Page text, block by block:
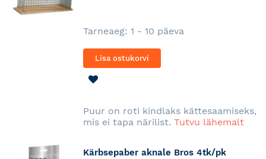
Tarneaeg: 1 - 10 päeva
Lisa ostukorvi
Puur on roti kindlaks kättesaamiseks,
mis ei tapa närilist. Tutvu lähemalt
Kärbsepaber aknale Bros 4tk/pk